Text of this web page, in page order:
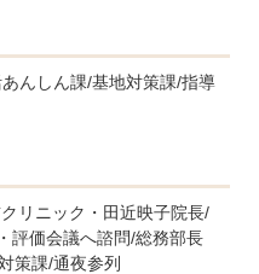
んしん課/基地対策課/指導
リニック・田近映子院長/
評価会議へ諮問/総務部長
策課/通夜参列